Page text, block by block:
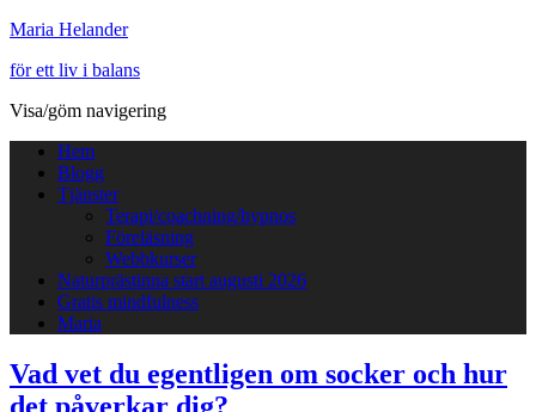
Maria Helander
för ett liv i balans
Visa/göm navigering
Hem
Blogg
Tjänster
Terapi/coachning/hypnos
Föreläsning
Webbkurser
Naturprästinna start augusti 2026
Gratis mindfulness
Maria
Vad vet du egentligen om socker och hur